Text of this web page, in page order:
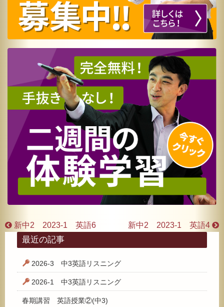
新中2 2023-1 英語6 新中2 2023-1 英語4
最近の記事
2026-3 中3英語リスニング
2026-1 中3英語リスニング
春期講習 英語授業②(中3)